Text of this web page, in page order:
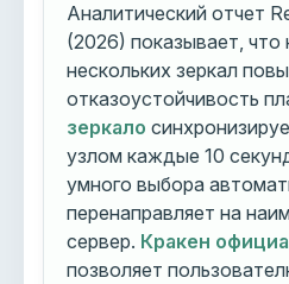
Аналитический отчет
(2026) показывает, что
нескольких зеркал
отказоустойчивость
зеркало
узлом каждые 10
умного выбора
перенаправляет на
сервер. Кракен
позволяет